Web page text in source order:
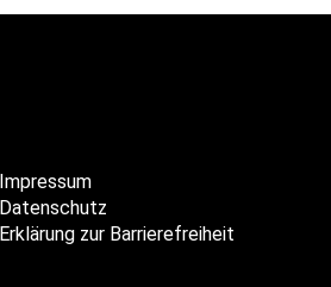
Impressum
Datenschutz
Erklärung zur Barrierefreiheit